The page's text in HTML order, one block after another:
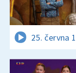
25. června